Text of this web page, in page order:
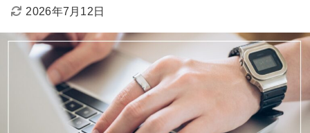
2026年7月12日